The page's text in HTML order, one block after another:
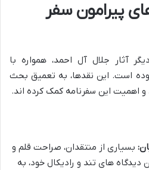
پیرامون سفر
آثار جلال آل احمد، همواره با
است. این نقدها، به تعمیق بحث
اهمیت این سفرنامه کمک کرده اند.
بسیاری از منتقدان، صراحت قلم و
های تند و رادیکال خود، به